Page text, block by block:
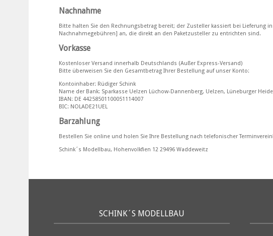
Nachnahme
Bitte halten Sie den Rechnungsbetrag bereit; der Zusteller kassiert bei Lieferung
Nachnahmegebühren] an, die direkt an den Paketzusteller zu entrichten sind.
Vorkasse
Kostenloser Versand innerhalb Deutschlands (Außer Express-Versand)
Bitte überweisen Sie den Gesamtbetrag Ihrer Bestellung auf unser Konto:
Kontoinhaber: Rüdiger Schink
Name der Bank: Sparkasse Uelzen Lüchow-Dannenberg, Uelzen, Lüneburger Heide
IBAN: DE 44258501100051114007
BIC: NOLADE21UEL
Barzahlung
Bestellen Sie online und holen Sie Ihre Bestellung nach telefonischer
Schink´s Modellbau, Hohenvolkfien 12 29496 Waddeweitz
SCHINK´S MODELLBAU